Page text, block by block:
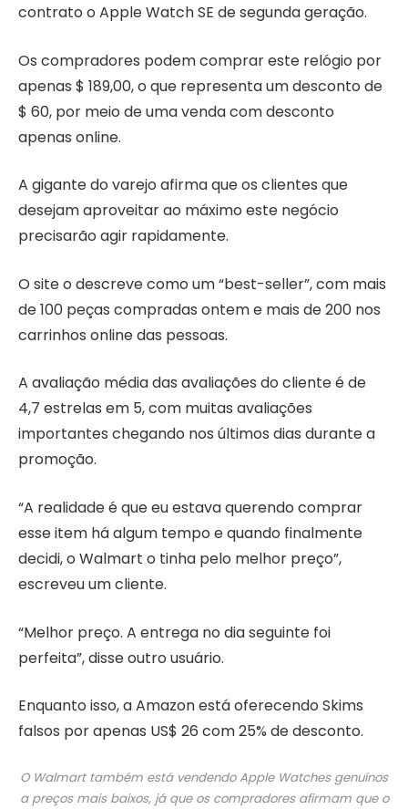
contrato o Apple Watch SE de segunda geração.
Os compradores podem comprar este relógio por
apenas $ 189,00, o que representa um desconto de
$ 60, por meio de uma venda com desconto
apenas online.
A gigante do varejo afirma que os clientes que
desejam aproveitar ao máximo este negócio
precisarão agir rapidamente.
O site o descreve como um “best-seller”, com mais
de 100 peças compradas ontem e mais de 200 nos
carrinhos online das pessoas.
A avaliação média das avaliações do cliente é de
4,7 estrelas em 5, com muitas avaliações
importantes chegando nos últimos dias durante a
promoção.
“A realidade é que eu estava querendo comprar
esse item há algum tempo e quando finalmente
decidi, o Walmart o tinha pelo melhor preço”,
escreveu um cliente.
“Melhor preço. A entrega no dia seguinte foi
perfeita”, disse outro usuário.
Enquanto isso, a Amazon está oferecendo Skims
falsos por apenas US$ 26 com 25% de desconto.
O Walmart também está vendendo Apple Watches genuínos
a preços mais baixos, já que os compradores afirmam que o